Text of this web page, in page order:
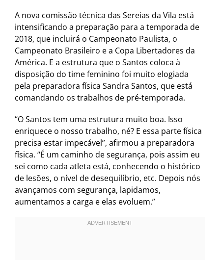
A nova comissão técnica das Sereias da Vila está
intensificando a preparação para a temporada de
2018, que incluirá o Campeonato Paulista, o
Campeonato Brasileiro e a Copa Libertadores da
América. E a estrutura que o Santos coloca à
disposição do time feminino foi muito elogiada
pela preparadora física Sandra Santos, que está
comandando os trabalhos de pré-temporada.
“O Santos tem uma estrutura muito boa. Isso
enriquece o nosso trabalho, né? E essa parte física
precisa estar impecável”, afirmou a preparadora
física. “É um caminho de segurança, pois assim eu
sei como cada atleta está, conhecendo o histórico
de lesões, o nível de desequilíbrio, etc. Depois nós
avançamos com segurança, lapidamos,
aumentamos a carga e elas evoluem.”